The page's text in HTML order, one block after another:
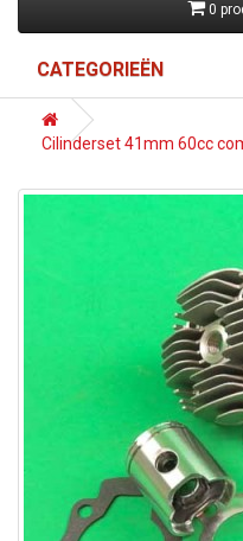
0
CATEGORIEËN
Cilinderset 41mm 60cc